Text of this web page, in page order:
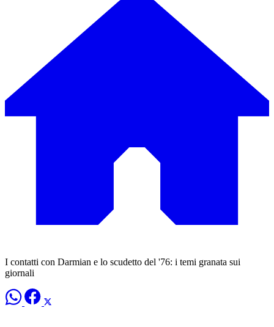
I contatti con Darmian e lo scudetto del '76: i temi granata sui
giornali